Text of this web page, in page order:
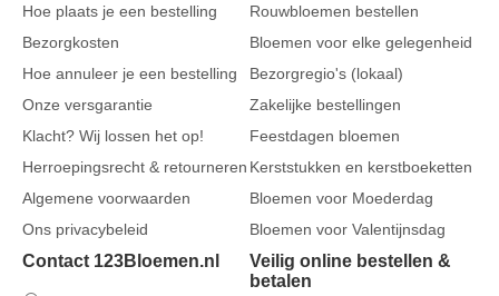
Hoe plaats je een bestelling
Bezorgkosten
Hoe annuleer je een bestelling
Onze versgarantie
Klacht? Wij lossen het op!
Herroepingsrecht & retourneren
Algemene voorwaarden
Ons privacybeleid
Rouwbloemen bestellen
Bloemen voor elke gelegenheid
Bezorgregio's (lokaal)
Zakelijke bestellingen
Feestdagen bloemen
Kerststukken en kerstboeketten
Bloemen voor Moederdag
Bloemen voor Valentijnsdag
Contact 123Bloemen.nl
Veilig online bestellen &
betalen